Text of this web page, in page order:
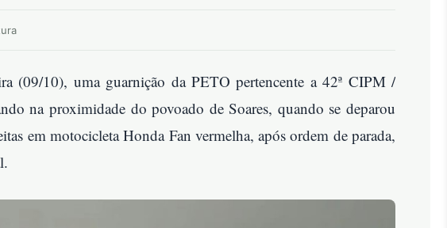
(09/10), uma guarnição da PETO pertencente a 42ª CIPM /
na proximidade do povoado de Soares, quando se deparou
em motocicleta Honda Fan vermelha, após ordem de parada,